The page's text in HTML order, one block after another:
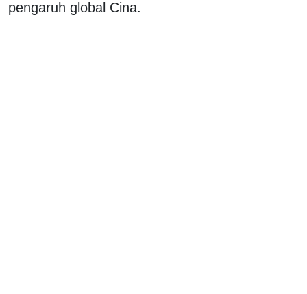
pengaruh global Cina.